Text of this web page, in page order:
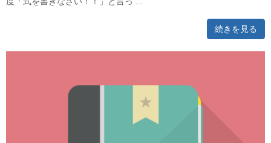
続きを見る